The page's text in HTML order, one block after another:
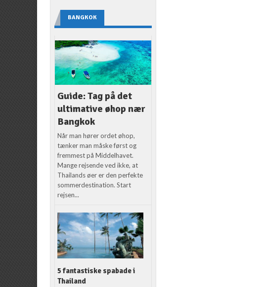
BANGKOK
Guide: Tag på det
ultimative øhop nær
Bangkok
Når man hører ordet øhop,
tænker man måske først og
fremmest på Middelhavet.
Mange rejsende ved ikke, at
Thailands øer er den perfekte
sommerdestination. Start
rejsen...
5 fantastiske spabade i
Thailand